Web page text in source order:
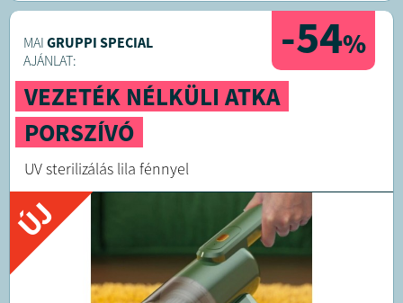
-54%
MAI GRUPPI SPECIAL
AJÁNLAT:
VEZETÉK NÉLKÜLI ATKA
PORSZÍVÓ
UV sterilizálás lila fénnyel
ÚJ